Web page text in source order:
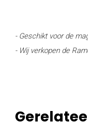
- Geschikt voor de
- Wij verkopen de